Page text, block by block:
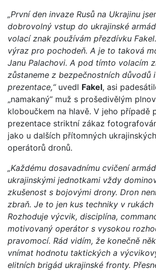
„První den invaze Rusů na Ukrajinu
dobrovolný vstup do ukrajinské
volací znak používám přezdívku
výraz pro pochodeň. A je to taková
Janu Palachovi. A pod tímto volacím
zůstaneme z bezpečnostních důvodů
prezentace,“ uvedl Fakel, asi
„namakaný“ muž s prošedivělým
kloboučkem na hlavě. V jeho případě
prezentace striktní zákaz
jako u dalších přítomných
operátorů dronů.
„Každému dosavadnímu cvičení
ukrajinskými jednotkami vždy
zkušenost s bojovými drony. Dron
zbraň. Je to jen kus techniky v rukách
Rozhoduje výcvik, disciplína,
motivovaný operátor s vysokou
pravomocí. Rád vidím, že konečně
vnímat hodnotu taktických a
elitních brigád ukrajinské fronty.